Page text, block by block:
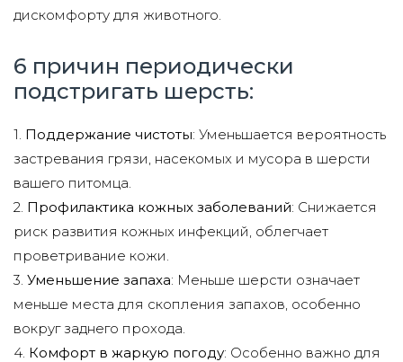
дискомфорту для животного.
6 причин периодически
подстригать шерсть:
1. Поддержание чистоты: Уменьшается вероятность
застревания грязи, насекомых и мусора в шерсти
вашего питомца.
2. Профилактика кожных заболеваний: Снижается
риск развития кожных инфекций, облегчает
проветривание кожи.
3. Уменьшение запаха: Меньше шерсти означает
меньше места для скопления запахов, особенно
вокруг заднего прохода.
4. Комфорт в жаркую погоду: Особенно важно для